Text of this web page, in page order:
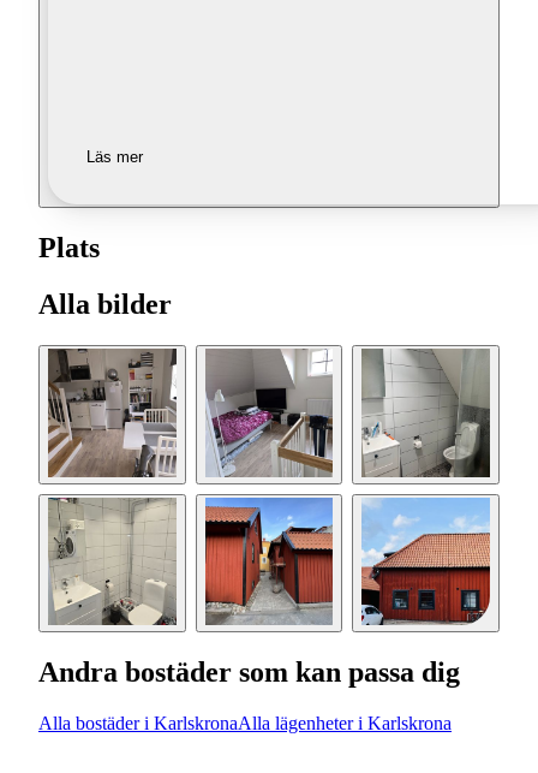
Läs mer
Plats
Alla bilder
Andra bostäder som kan passa dig
Alla bostäder i KarlskronaAlla lägenheter i Karlskrona